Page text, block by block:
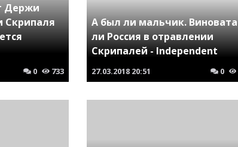
Держи
Скрипаля
0 733
А был ли мальчик. Виновата
ли Россия в отравлении
Скрипалей - Independent
27.03.2018 20:51 0